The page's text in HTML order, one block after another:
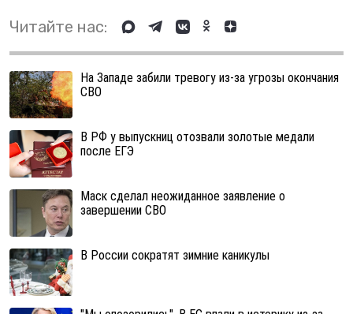
Читайте нас:
На Западе забили тревогу из-за угрозы окончания
СВО
В РФ у выпускниц отозвали золотые медали
после ЕГЭ
Маск сделал неожиданное заявление о
завершении СВО
В России сократят зимние каникулы